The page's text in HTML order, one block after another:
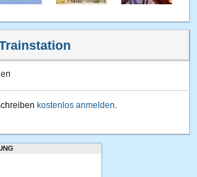
kostenlos anmelden.